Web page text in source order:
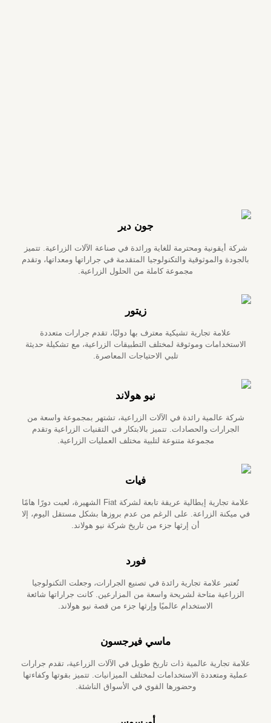
جون دير
شركة أيقونية ومحترمة للغاية ورائدة في صناعة الآلات الزراعية. تتميز
بالجودة والموثوقية والتكنولوجيا المتقدمة في جراراتها ومعداتها، وتقدم
مجموعة كاملة من الحلول الزراعية.
زيتور
علامة تجارية تشيكية معترف بها دوليًا، تقدم جرارات متعددة
الاستخدامات وموثوقة لمختلف التطبيقات الزراعية، مع تشكيلة حديثة
تلبي الاحتياجات المعاصرة.
نيو هولاند
شركة عالمية رائدة في الآلات الزراعية، تشتهر بمجموعة واسعة من
الجرارات والحصادات. تتميز بالابتكار في التقنيات الزراعية وتقدم
مجموعة متنوعة لتلبية مختلف العمليات الزراعية.
فيات
علامة تجارية إيطالية عريقة تابعة لشركة Fiat الشهيرة، لعبت دورًا هامًا
في ميكنة الزراعة. على الرغم من عدم بروزها بشكل مستقل اليوم، إلا
أن إرثها جزء من تاريخ شركة نيو هولاند.
فورد
تُعتبر علامة تجارية رائدة في تصنيع الجرارات، وجعلت التكنولوجيا
الزراعية متاحة لشريحة واسعة من المزارعين. كانت جراراتها شائعة
الاستخدام عالميًا وإرثها جزء من قصة نيو هولاند.
ماسي فيرجسون
علامة تجارية عالمية ذات تاريخ طويل في الآلات الزراعية، تقدم جرارات
عملية ومتعددة الاستخدامات لمختلف الميزانيات. تتميز بقوتها وكفاءتها
وحضورها القوي في الأسواق الناشئة.